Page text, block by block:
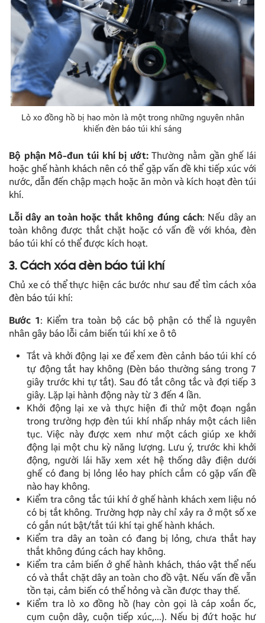
Lò xo đồng hồ bị hao mòn là một trong những nguyên nhân
khiến đèn báo túi khí sáng
Bộ phận Mô-đun túi khí bị ướt:Thường nằm gần ghế lái
hoặc ghế hành khách nên có thể gặp vấn đề khi tiếp xúc với
nước, dẫn đến chập mạch hoặc ăn mòn và kích hoạt đèn túi
khí.
Lỗi dây an toàn hoặc thắt không đúng cách: Nếu dây an
toàn không được thắt chặt hoặc có vấn đề với khóa, đèn
báo túi khí có thể được kích hoạt.
3. Cách xóa đèn báo túi khí
Chủ xe có thể thực hiện các bước như sau để tìm cách xóa
đèn báo túi khí:
Bước 1: Kiểm tra toàn bộ các bộ phận có thể là nguyên
nhân gây báo lỗi cảm biến túi khí xe ô tô
Tắt và khởi động lại xe để xem đèn cảnh báo túi khí có
tự động tắt hay không (Đèn báo thường sáng trong 7
giây trước khi tự tắt). Sau đó tắt công tắc và đợi tiếp 3
giây. Lặp lại hành động này từ 3 đến 4 lần.
Khởi động lại xe và thực hiện đi thử một đoạn ngắn
trong trường hợp đèn túi khí nhấp nháy một cách liên
tục. Việc này được xem như một cách giúp xe khởi
động lại một chu kỳ năng lượng. Lưu ý, trước khi khởi
động, người lái hãy xem xét hệ thống dây điện dưới
ghế có đang bị lỏng lẻo hay phích cắm có gặp vấn đề
nào hay không.
Kiểm tra công tắc túi khí ở ghế hành khách xem liệu nó
có bị tắt không. Trường hợp này chỉ xảy ra ở một số xe
có gắn nút bật/tắt túi khí tại ghế hành khách.
Kiểm tra dây an toàn có đang bị lỏng, chưa thắt hay
thắt không đúng cách hay không.
Kiểm tra cảm biến ở ghế hành khách, tháo vật thể nếu
có và thắt chặt dây an toàn cho đồ vật. Nếu vấn đề vẫn
tồn tại, cảm biến có thể hỏng và cần được thay thế.
Kiểm tra lò xo đồng hồ (hay còn gọi là cáp xoắn ốc,
cụm cuộn dây, cuộn tiếp xúc,…). Nếu bị đứt hoặc hư